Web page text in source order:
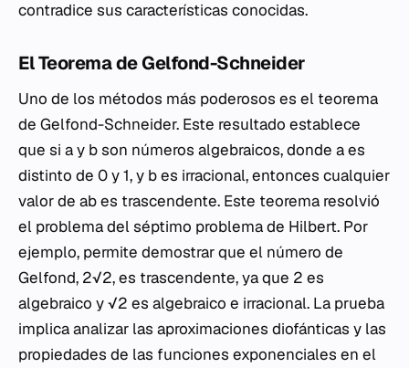
contradice sus características conocidas.
El Teorema de Gelfond-Schneider
Uno de los métodos más poderosos es el teorema
de Gelfond-Schneider. Este resultado establece
que si ay bson números algebraicos, donde aes
distinto de 0 y 1, y bes irracional, entonces cualquier
valor de abes trascendente. Este teorema resolvió
el problema del séptimo problema de Hilbert. Por
ejemplo, permite demostrar que el número de
Gelfond, 2√2, es trascendente, ya que 2 es
algebraico y √2 es algebraico e irracional. La prueba
implica analizar las aproximaciones diofánticas y las
propiedades de las funciones exponenciales en el